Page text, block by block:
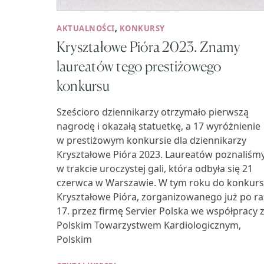
AKTUALNOŚCI, KONKURSY
Kryształowe Pióra 2023. Znamy
laureatów tego prestiżowego
konkursu
Sześcioro dziennikarzy otrzymało pierwszą
nagrodę i okazałą statuetkę, a 17 wyróżnienie
w prestiżowym konkursie dla dziennikarzy
Kryształowe Pióra 2023. Laureatów
w trakcie uroczystej gali, która odbyła się 21
czerwca w Warszawie. W tym roku do
Kryształowe Pióra, zorganizowanego już po
17. przez firmę Servier Polska we współpracy z
Polskim Towarzystwem Kardiologicznym,
Polskim